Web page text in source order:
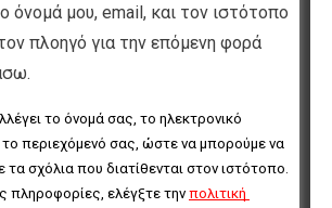
όνομά μου, email, και τον ιστότοπο
πλοηγό για την επόμενη φορά
το όνομά σας, το ηλεκτρονικό
το περιεχόμενό σας, ώστε να μπορούμε να
σχόλια που διατίθενται στον ιστότοπο.
πληροφορίες, ελέγξτε την πολιτική